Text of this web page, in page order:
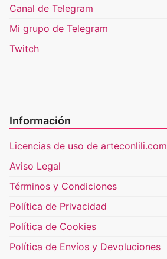
Canal de Telegram
Mi grupo de Telegram
Twitch
Información
Licencias de uso de arteconlili.com
Aviso Legal
Términos y Condiciones
Política de Privacidad
Política de Cookies
Política de Envíos y Devoluciones